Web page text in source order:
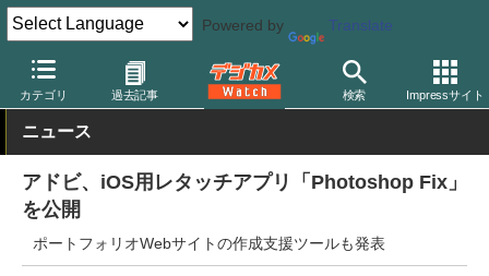
Powered by Translate
カテゴリ 過去記事 検索 Impressサイト
デジカメ Watch PC/モバイル関連 アプリ/ソフトウェア アップ
ニュース
アドビ、iOS用レタッチアプリ「Photoshop Fix」
を公開
ポートフォリオWebサイトの作成支援ツールも発表